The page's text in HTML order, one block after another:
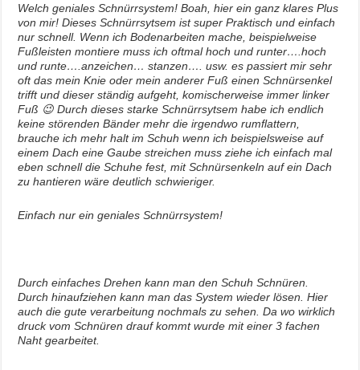
Welch geniales Schnürrsystem! Boah, hier ein ganz klares Plus
von mir! Dieses Schnürrsytsem ist super Praktisch und einfach
nur schnell. Wenn ich Bodenarbeiten mache, beispielweise
Fußleisten montiere muss ich oftmal hoch und runter….hoch
und runte….anzeichen… stanzen…. usw. es passiert mir sehr
oft das mein Knie oder mein anderer Fuß einen Schnürsenkel
trifft und dieser ständig aufgeht, komischerweise immer linker
Fuß 😉 Durch dieses starke Schnürrsytsem habe ich endlich
keine störenden Bänder mehr die irgendwo rumflattern,
brauche ich mehr halt im Schuh wenn ich beispielsweise auf
einem Dach eine Gaube streichen muss ziehe ich einfach mal
eben schnell die Schuhe fest, mit Schnürsenkeln auf ein Dach
zu hantieren wäre deutlich schwieriger.
Einfach nur ein geniales Schnürrsystem!
Durch einfaches Drehen kann man den Schuh Schnüren.
Durch hinaufziehen kann man das System wieder lösen. Hier
auch die gute verarbeitung nochmals zu sehen. Da wo wirklich
druck vom Schnüren drauf kommt wurde mit einer 3 fachen
Naht gearbeitet.